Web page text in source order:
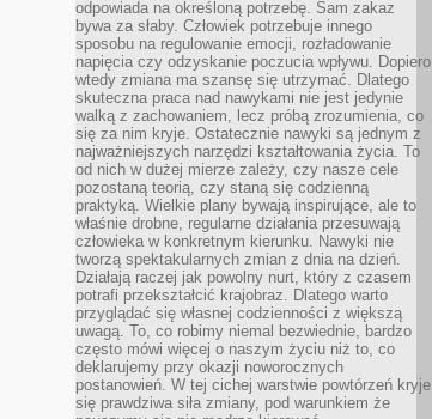
odpowiada na określoną potrzebę. Sam zakaz
bywa za słaby. Człowiek potrzebuje innego
sposobu na regulowanie emocji, rozładowanie
napięcia czy odzyskanie poczucia wpływu. Dopiero
wtedy zmiana ma szansę się utrzymać. Dlatego
skuteczna praca nad nawykami nie jest jedynie
walką z zachowaniem, lecz próbą zrozumienia, co
się za nim kryje. Ostatecznie nawyki są jednym z
najważniejszych narzędzi kształtowania życia. To
od nich w dużej mierze zależy, czy nasze cele
pozostaną teorią, czy staną się codzienną
praktyką. Wielkie plany bywają inspirujące, ale to
właśnie drobne, regularne działania przesuwają
człowieka w konkretnym kierunku. Nawyki nie
tworzą spektakularnych zmian z dnia na dzień.
Działają raczej jak powolny nurt, który z czasem
potrafi przekształcić krajobraz. Dlatego warto
przyglądać się własnej codzienności z większą
uwagą. To, co robimy niemal bezwiednie, bardzo
często mówi więcej o naszym życiu niż to, co
deklarujemy przy okazji noworocznych
postanowień. W tej cichej warstwie powtórzeń kryje
się prawdziwa siła zmiany, pod warunkiem że